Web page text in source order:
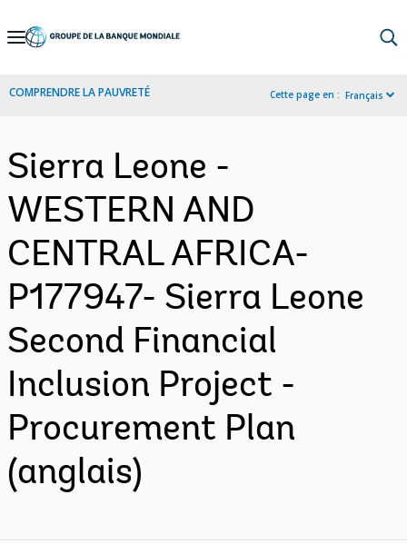
Skip
Navigation
COMPRENDRE LA PAUVRETÉ Cette page en : Français
Sierra Leone -
WESTERN AND
CENTRAL AFRICA-
P177947- Sierra Leone
Second Financial
Inclusion Project -
Procurement Plan
(anglais)